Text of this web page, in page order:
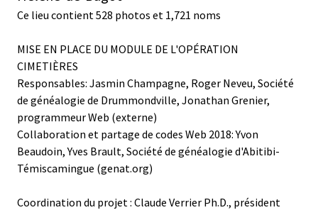
Ce lieu contient 528 photos et 1,721 noms
MISE EN PLACE DU MODULE DE L'OPÉRATION
CIMETIÈRES
Responsables: Jasmin Champagne, Roger Neveu, Société
de généalogie de Drummondville, Jonathan Grenier,
programmeur Web (externe)
Collaboration et partage de codes Web 2018: Yvon
Beaudoin, Yves Brault, Société de généalogie d'Abitibi-
Témiscamingue (genat.org)
Coordination du projet : Claude Verrier Ph.D., président